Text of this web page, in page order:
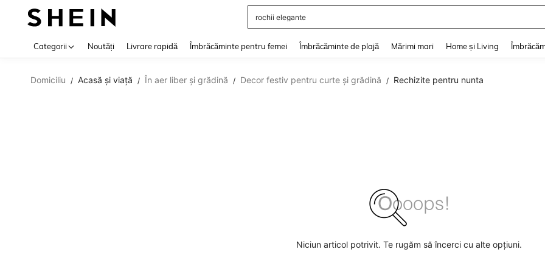
rochii elegante
Categorii Noutăți Livrare rapidă Îmbrăcăminte pentru femei Îmbrăcăminte de plajă Mărimi mari Home și Living
Domiciliu / Acasă și viață / În aer liber și grădină / Decor festiv pentru curte și grădină / Rechizite pentru nunta
Niciun articol potrivit. Te rugăm să încerci cu alte opțiuni.